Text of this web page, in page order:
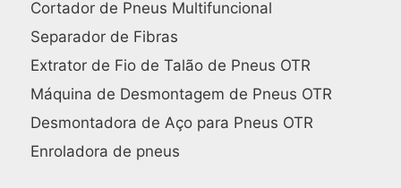
Cortador de Pneus Multifuncional
Separador de Fibras
Extrator de Fio de Talão de Pneus OTR
Máquina de Desmontagem de Pneus OTR
Desmontadora de Aço para Pneus OTR
Enroladora de pneus